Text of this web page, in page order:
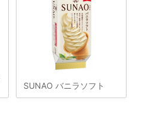
SUNAO バニラソフト